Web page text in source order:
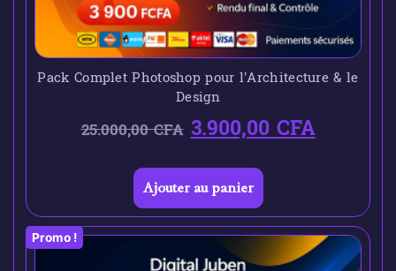
Pack Complet Photoshop pour l’Architecture & le
Design
25.000,00CFA 3.900,00CFA
Ajouter au panier
Promo !